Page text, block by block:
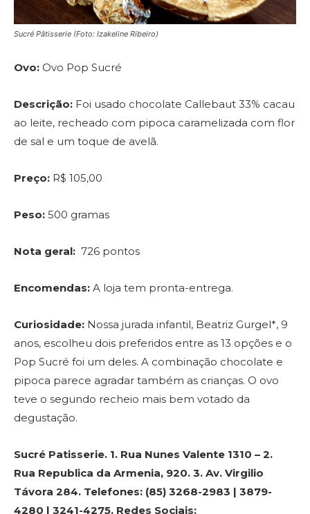
Sucré Pâtisserie (Foto: Izakeline Ribeiro)
Ovo: Ovo Pop Sucré
Descrição: Foi usado chocolate Callebaut 33% cacau
ao leite, recheado com pipoca caramelizada com flor
de sal e um toque de avelã.
Preço: R$ 105,00
Peso: 500 gramas
Nota geral: 726 pontos
Encomendas: A loja tem pronta-entrega.
Curiosidade: Nossa jurada infantil, Beatriz Gurgel*, 9
anos, escolheu dois preferidos entre as 13 opções e o
Pop Sucré foi um deles. A combinação chocolate e
pipoca parece agradar também as crianças. O ovo
teve o segundo recheio mais bem votado da
degustação.
Sucré Patisserie. 1. Rua Nunes Valente 1310 – 2.
Rua Republica da Armenia, 920. 3. Av. Virgilio
Távora 284. Telefones: (85) 3268-2983 | 3879-
4280 | 3241-4275. Redes Sociais: